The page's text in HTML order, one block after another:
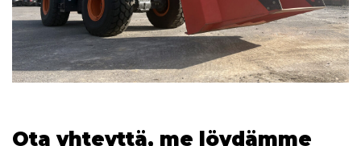
Ota yhteyttä, me löydämme